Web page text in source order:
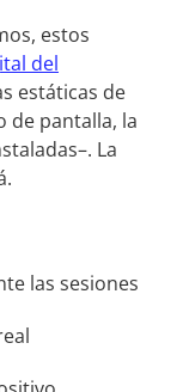
estos
del
estáticas de
de pantalla, la
La
las sesiones